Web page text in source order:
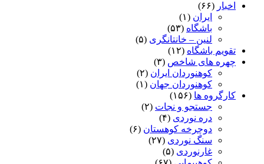
اخبار (۶۶)
ایران (۱)
باشگاه (۵۳)
لنین – خانتانگری (۵)
تقویم باشگاه (۱۲)
چهره های شاخص (۳)
کوهنوردان ایران (۲)
کوهنوردان جهان (۱)
کارگروه ها (۱۵۶)
جستجو و نجات (۲)
دره نوردی (۴)
دوچرخه کوهستان (۶)
سنگ نوردی (۲۷)
غارنوردی (۵)